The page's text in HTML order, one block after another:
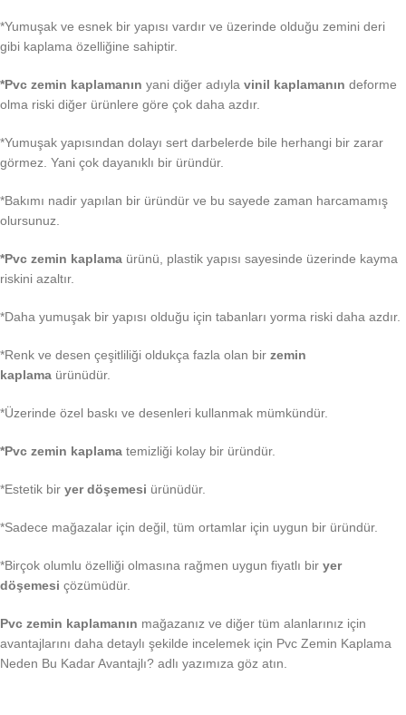
*Yumuşak ve esnek bir yapısı vardır ve üzerinde olduğu zemini deri
gibi kaplama özelliğine sahiptir.
*Pvc zemin kaplamanın yani diğer adıyla vinil kaplamanın deforme
olma riski diğer ürünlere göre çok daha azdır.
*Yumuşak yapısından dolayı sert darbelerde bile herhangi bir zarar
görmez. Yani çok dayanıklı bir üründür.
*Bakımı nadir yapılan bir üründür ve bu sayede zaman harcamamış
olursunuz.
*Pvc zemin kaplama ürünü, plastik yapısı sayesinde üzerinde kayma
riskini azaltır.
*Daha yumuşak bir yapısı olduğu için tabanları yorma riski daha azdır.
*Renk ve desen çeşitliliği oldukça fazla olan bir zemin
kaplama ürünüdür.
*Üzerinde özel baskı ve desenleri kullanmak mümkündür.
*Pvc zemin kaplama temizliği kolay bir üründür.
*Estetik bir yer döşemesi ürünüdür.
*Sadece mağazalar için değil, tüm ortamlar için uygun bir üründür.
*Birçok olumlu özelliği olmasına rağmen uygun fiyatlı bir yer
döşemesi çözümüdür.
Pvc zemin kaplamanın mağazanız ve diğer tüm alanlarınız için
avantajlarını daha detaylı şekilde incelemek için Pvc Zemin Kaplama
Neden Bu Kadar Avantajlı? adlı yazımıza göz atın.